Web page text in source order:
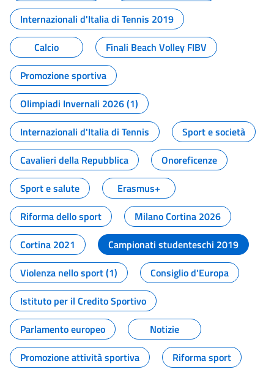
Internazionali d'Italia di Tennis 2019
Calcio
Finali Beach Volley FIBV
Promozione sportiva
Olimpiadi Invernali 2026 (1)
Internazionali d'Italia di Tennis
Sport e società
Cavalieri della Repubblica
Onoreficenze
Sport e salute
Erasmus+
Riforma dello sport
Milano Cortina 2026
Cortina 2021
Campionati studenteschi 2019
Violenza nello sport (1)
Consiglio d'Europa
Istituto per il Credito Sportivo
Parlamento europeo
Notizie
Promozione attività sportiva
Riforma sport